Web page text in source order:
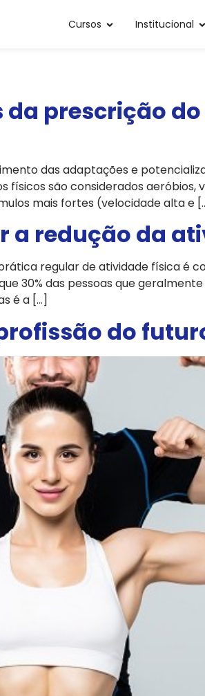
Cursos Institucional
da prescrição
das adaptações e
são considerados aeróbios,
mais fortes (velocidade alta e
a redução da
regular de atividade física é
30% das pessoas que
é a […]
do